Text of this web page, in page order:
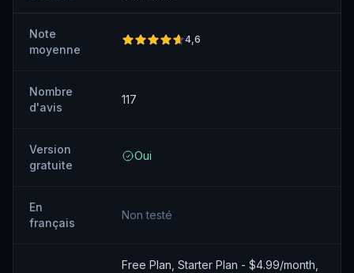
Note
moyenne
4,6
Nombre
d'avis
117
Version
gratuite
Oui
En
français
Non testé
Free Plan, Starter Plan - $4.99/month,